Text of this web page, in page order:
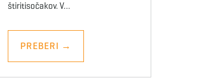
štiritisočakov. V…
PREBERI →